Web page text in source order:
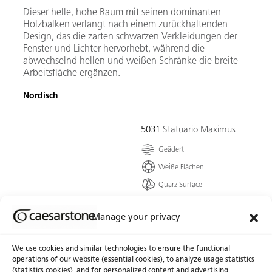
Manage your privacy
We use cookies and similar technologies to ensure the functional
operations of our website (essential cookies), to analyze usage statistics
(statistics cookies), and for personalized content and advertising
Dieser helle, hohe Raum mit seinen dominanten
Holzbalken verlangt nach einem zurückhaltenden
Design, das die zarten schwarzen Verkleidungen der
Fenster und Lichter hervorhebt, während die
abwechselnd hellen und weißen Schränke die breite
Arbeitsfläche ergänzen.
Nordisch
5031 Statuario Maximus
Geädert
Weiße Flächen
Quarz Surface
einer taubenweißen Basis,
die einen Wirbel formen,
der...